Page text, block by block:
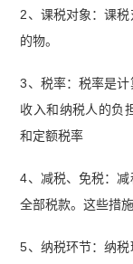
2、课税对象‌：课
的物‌。
3、税率‌：税率是
收入和纳税人的负
和定额税率‌
4、减税、免税‌：
全部税款。这些措
5、纳税环节‌：纳